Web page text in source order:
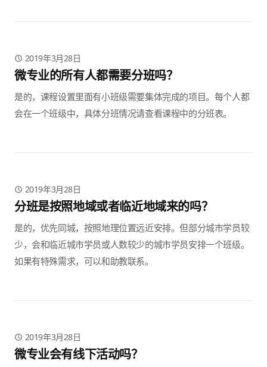
2019年3月28日
微专业的所有人都需要分班吗？
是的，课程设置里面有小班级需要集体完成的项目。每个人都
会在一个班级中，具体分班情况请查看课程中的分班表。
2019年3月28日
分班是按照地域或者临近地域来的吗？
是的，优先同城，按照地理位置远近安排。但部分城市学员较
少，会和临近城市学员或人数较少的城市学员安排一个班级。
如果有特殊需求，可以和助教联系。
2019年3月28日
微专业会有线下活动吗？